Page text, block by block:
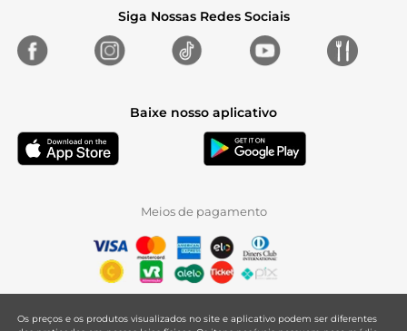
Siga Nossas Redes Sociais
Baixe nosso aplicativo
Meios de pagamento
Os preços e os produtos visualizados no site e aplicativo podem ser diferentes